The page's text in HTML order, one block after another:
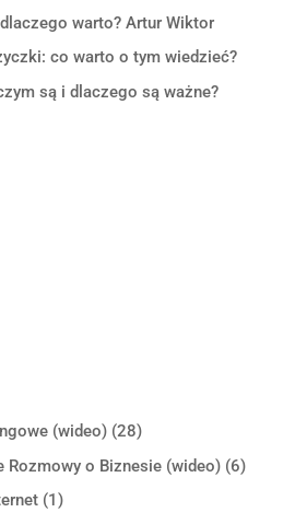
warto? Artur Wiktor
co warto o tym wiedzieć?
są i dlaczego są ważne?
(wideo)(28)
Rozmowy o Biznesie (wideo)(6)
(1)